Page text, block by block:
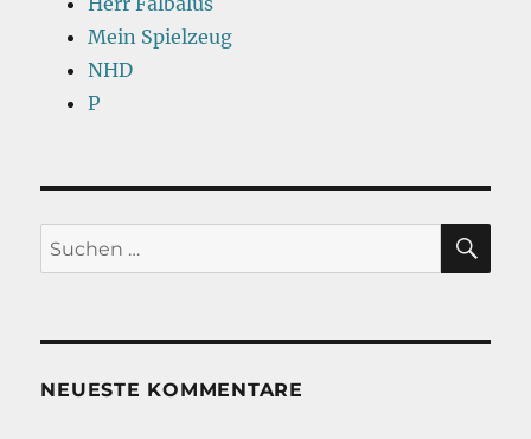
Mein Spielzeug
NHD
P
Suchen
nach:
NEUESTE KOMMENTARE